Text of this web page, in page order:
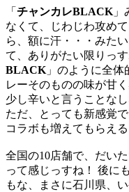
「 チャンカレBLACK
なくて、じわじわ攻め
ら、額に汗・・・みた
て、ありがたい限りっ
BLACK 」のように全
レーそのものの味が甘
少し辛いと言うことな
ただ、とっても新感覚
コラボも増えてもらえ
全国の10店舗で、だい
って感じっすね！ 後に
もな、まさに石川県、